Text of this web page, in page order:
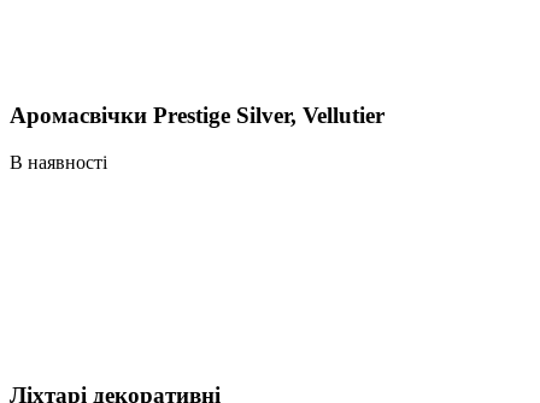
Аромасвічки Prestige Silver, Vellutier
В наявності
Ліхтарі декоративні